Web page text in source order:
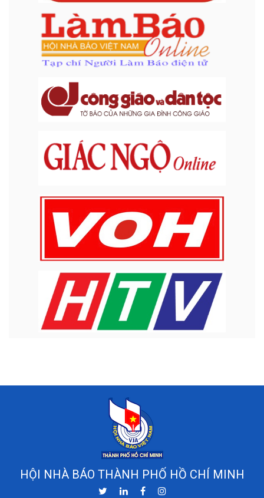
HỘI NHÀ BÁO THÀNH PHỐ HỒ CHÍ MINH